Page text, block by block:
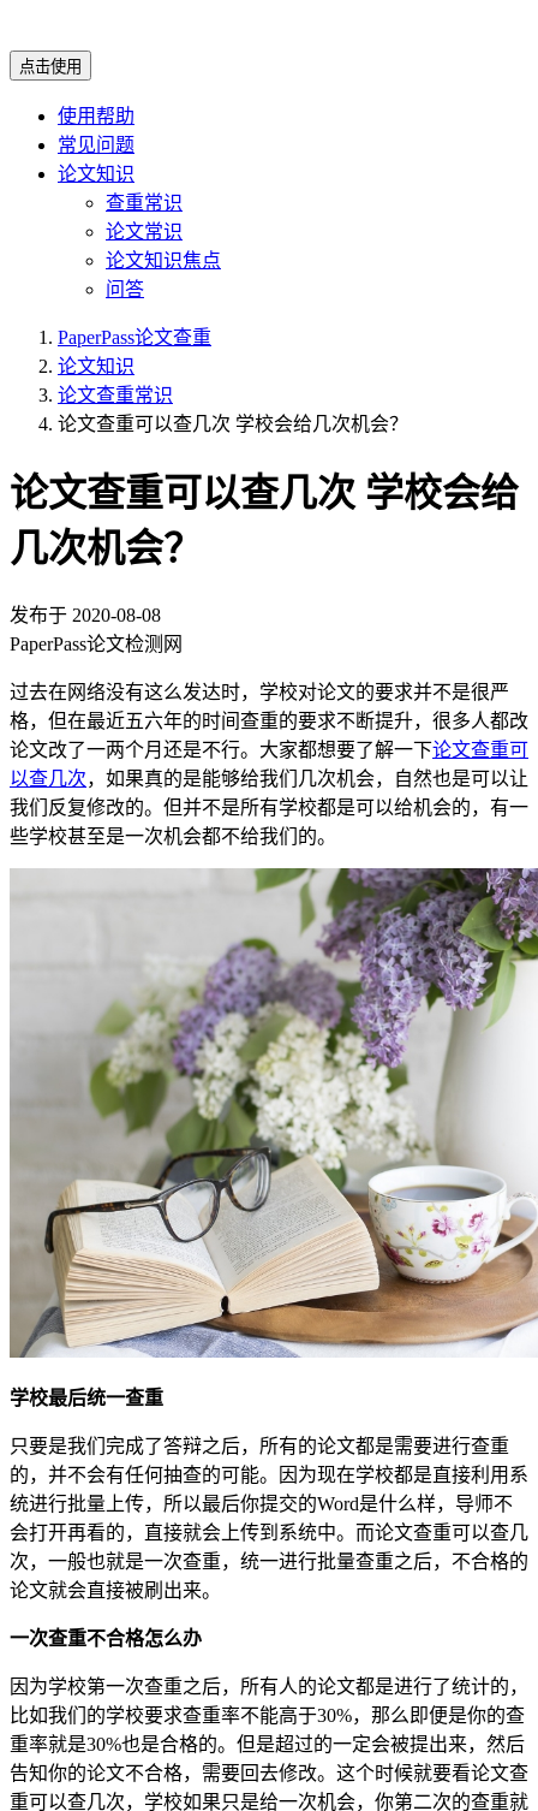
点击使用
使用帮助
常见问题
论文知识
查重常识
论文常识
论文知识焦点
问答
PaperPass论文查重
论文知识
论文查重常识
论文查重可以查几次 学校会给几次机会？
论文查重可以查几次 学校会给
几次机会？
发布于 2020-08-08
PaperPass论文检测网
过去在网络没有这么发达时，学校对论文的要求并不是很严
格，但在最近五六年的时间查重的要求不断提升，很多人都改
论文改了一两个月还是不行。大家都想要了解一下论文查重可
以查几次，如果真的是能够给我们几次机会，自然也是可以让
我们反复修改的。但并不是所有学校都是可以给机会的，有一
些学校甚至是一次机会都不给我们的。
学校最后统一查重
只要是我们完成了答辩之后，所有的论文都是需要进行查重
的，并不会有任何抽查的可能。因为现在学校都是直接利用系
统进行批量上传，所以最后你提交的Word是什么样，导师不
会打开再看的，直接就会上传到系统中。而论文查重可以查几
次，一般也就是一次查重，统一进行批量查重之后，不合格的
论文就会直接被刷出来。
一次查重不合格怎么办
因为学校第一次查重之后，所有人的论文都是进行了统计的，
比如我们的学校要求查重率不能高于30%，那么即便是你的查
重率就是30%也是合格的。但是超过的一定会被提出来，然后
告知你的论文不合格，需要回去修改。这个时候就要看论文查
重可以查几次，学校如果只是给一次机会，你第二次的查重就